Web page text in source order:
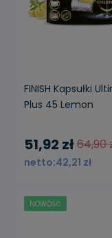
FINISH Kapsułki
Plus 45 Lemon
51,92 zł 64,90
42,21 zł
NOWOŚĆ